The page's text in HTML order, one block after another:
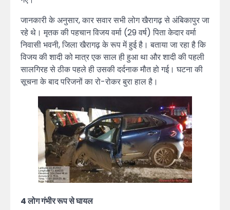
जानकारी के अनुसार, कार सवार सभी लोग खैरागढ़ से अंबिकापुर जा
रहे थे। मृतक की पहचान विजय वर्मा (29 वर्ष) पिता केदार वर्मा
निवासी भवनी, जिला खैरागढ़ के रूप में हुई है। बताया जा रहा है कि
विजय की शादी को मात्र एक साल ही हुआ था और शादी की पहली
सालगिरह से ठीक पहले ही उसकी दर्दनाक मौत हो गई। घटना की
सूचना के बाद परिजनों का रो-रोकर बुरा हाल है।
4 लोग गंभीर रूप से घायल